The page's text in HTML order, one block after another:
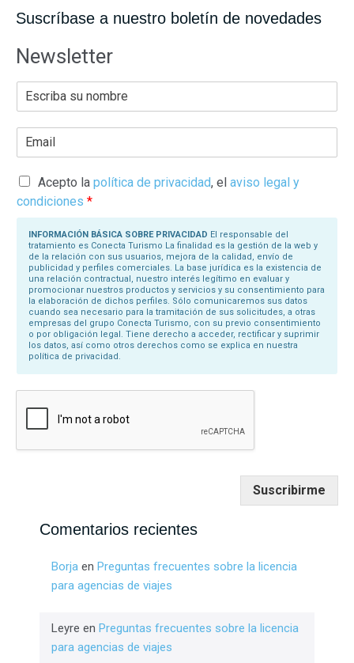
Suscríbase a nuestro boletín de novedades
Newsletter
c
a
u
o
m
a
Acepto la política de privacidad, el aviso legal y
condiciones *
INFORMACIÓN BÁSICA SOBRE PRIVACIDAD El responsable del
tratamiento es Conecta Turismo La finalidad es la gestión de la web y
de la relación con sus usuarios, mejora de la calidad, envío de
publicidad y perfiles comerciales. La base jurídica es la existencia de
una relación contractual, nuestro interés legítimo en evaluar y
promocionar nuestros productos y servicios y su consentimiento para
la elaboración de dichos perfiles. Sólo comunicaremos sus datos
cuando sea necesario para la tramitación de sus solicitudes, a otras
empresas del grupo Conecta Turismo, con su previo consentimiento
o por obligación legal. Tiene derecho a acceder, rectificar y suprimir
los datos, así como otros derechos como se explica en nuestra
política de privacidad.
Suscribirme
Comentarios recientes
Borja en Preguntas frecuentes sobre la licencia
para agencias de viajes
Leyre en Preguntas frecuentes sobre la licencia
para agencias de viajes